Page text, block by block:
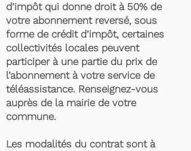
d’impôt qui donne droit à 50% de
votre abonnement reversé, sous
forme de crédit d’impôt, certaines
collectivités locales peuvent
participer à une partie du prix de
l’abonnement à votre service de
téléassistance. Renseignez-vous
auprès de la mairie de votre
commune.
Les modalités du contrat sont à